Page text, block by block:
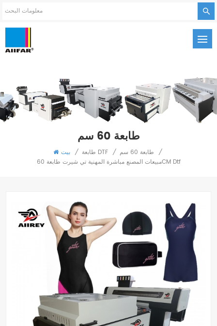
طابعة 60 سم
بيت / طابعة DTF / طابعة 60 سم /
مبيعات المصنع مباشرة المهنية تي شيرت طابعة 60CM Dtf